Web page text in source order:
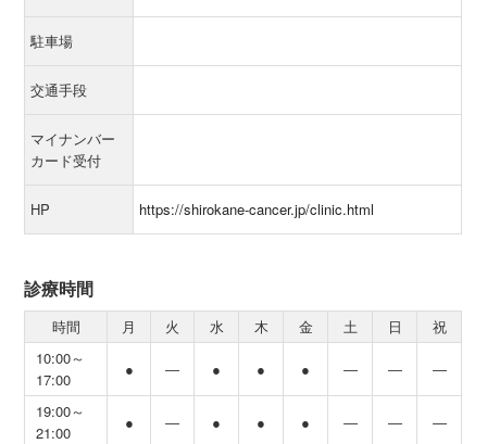
駐車場
交通手段
マイナンバー
カード受付
HP https://shirokane-cancer.jp/clinic.html
診療時間
時間 月 火 水 木 金 土 日
祝
10:00～
17:00
● ― ● ● ● ― ― ―
19:00～
21:00
● ― ● ● ● ― ― ―